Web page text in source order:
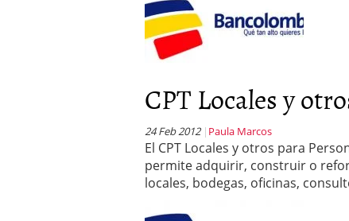
CPT Locales y
24 Feb 2012 Paula Marcos
El CPT Locales y otros para
permite adquirir, construir o
locales, bodegas, oficinas,